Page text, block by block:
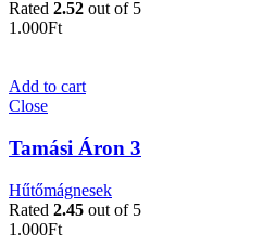
Rated 2.52 out of 5
1.000Ft
Add to cart
Close
Tamási Áron 3
Hűtőmágnesek
Rated 2.45 out of 5
1.000Ft